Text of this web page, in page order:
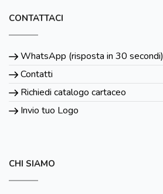
CONTATTACI
WhatsApp (risposta in 30 secondi)
Contatti
Richiedi catalogo cartaceo
Invio tuo Logo
CHI SIAMO